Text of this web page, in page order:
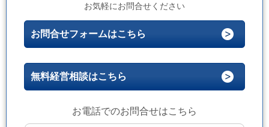
お気軽にお問合せください
お問合せフォームはこちら
無料経営相談はこちら
お電話でのお問合せはこちら